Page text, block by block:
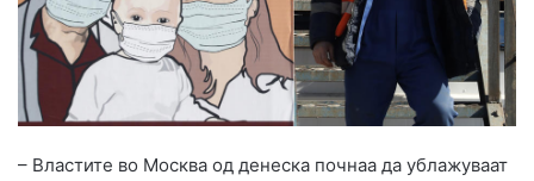
– Властите во Москва од денеска почнаа да ублажуваат